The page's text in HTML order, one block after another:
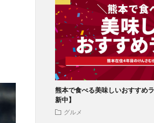
熊本で食べる美味しいおすすめ
新中】
グルメ